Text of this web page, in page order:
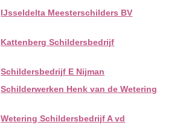
IJsseldelta Meesterschilders BV
Kattenberg Schildersbedrijf
Schildersbedrijf E Nijman
Schilderwerken Henk van de Wetering
Wetering Schildersbedrijf A vd